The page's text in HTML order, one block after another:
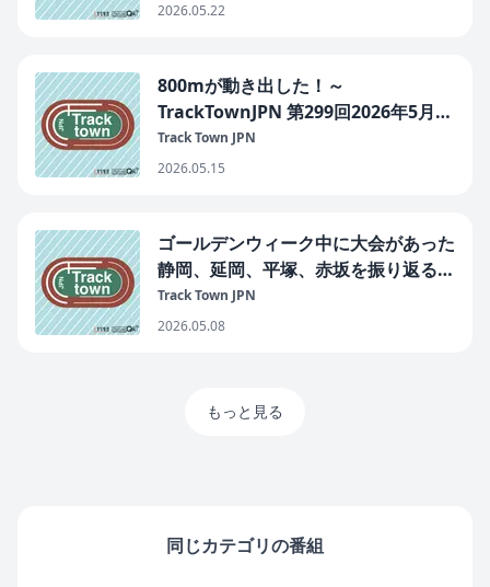
2026.05.22
800mが動き出した！～
TrackTownJPN 第299回2026年5月15
日
Track Town JPN
2026.05.15
ゴールデンウィーク中に大会があった
静岡、延岡、平塚、赤坂を振り返る～
TrackTownJPN 第298回2026年5月8
日
Track Town JPN
2026.05.08
もっと見る
同じカテゴリの番組